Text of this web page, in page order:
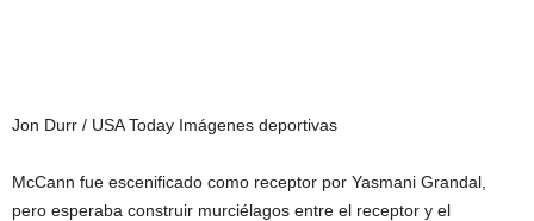
Jon Durr / USA Today Imágenes deportivas
McCann fue escenificado como receptor por Yasmani Grandal,
pero esperaba construir murciélagos entre el receptor y el